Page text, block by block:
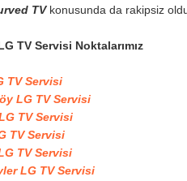
TVkonusunda da rakipsiz
TV Servisi Noktalarımız
TV Servisi
LG TV Servisi
TV Servisi
TV Servisi
TV Servisi
LG TV Servisi